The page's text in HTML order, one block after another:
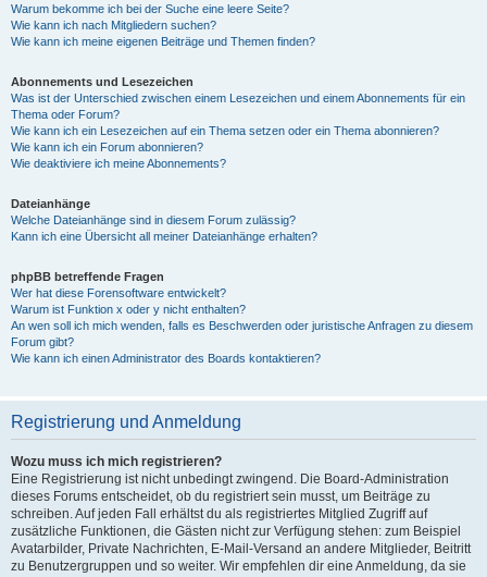
Warum bekomme ich bei der Suche eine leere Seite?
Wie kann ich nach Mitgliedern suchen?
Wie kann ich meine eigenen Beiträge und Themen finden?
Abonnements und Lesezeichen
Was ist der Unterschied zwischen einem Lesezeichen und einem Abonnements für ein
Thema oder Forum?
Wie kann ich ein Lesezeichen auf ein Thema setzen oder ein Thema abonnieren?
Wie kann ich ein Forum abonnieren?
Wie deaktiviere ich meine Abonnements?
Dateianhänge
Welche Dateianhänge sind in diesem Forum zulässig?
Kann ich eine Übersicht all meiner Dateianhänge erhalten?
phpBB betreffende Fragen
Wer hat diese Forensoftware entwickelt?
Warum ist Funktion x oder y nicht enthalten?
An wen soll ich mich wenden, falls es Beschwerden oder juristische Anfragen zu diesem
Forum gibt?
Wie kann ich einen Administrator des Boards kontaktieren?
Registrierung und Anmeldung
Wozu muss ich mich registrieren?
Eine Registrierung ist nicht unbedingt zwingend. Die Board-Administration
dieses Forums entscheidet, ob du registriert sein musst, um Beiträge zu
schreiben. Auf jeden Fall erhältst du als registriertes Mitglied Zugriff auf
zusätzliche Funktionen, die Gästen nicht zur Verfügung stehen: zum Beispiel
Avatarbilder, Private Nachrichten, E-Mail-Versand an andere Mitglieder, Beitritt
zu Benutzergruppen und so weiter. Wir empfehlen dir eine Anmeldung, da sie